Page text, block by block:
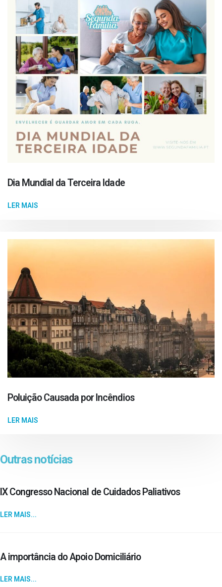
Dia Mundial da Terceira Idade
LER MAIS
Poluição Causada por Incêndios
LER MAIS
Outras notícias
IX Congresso Nacional de Cuidados Paliativos
LER MAIS...
A importância do Apoio Domiciliário
LER MAIS...